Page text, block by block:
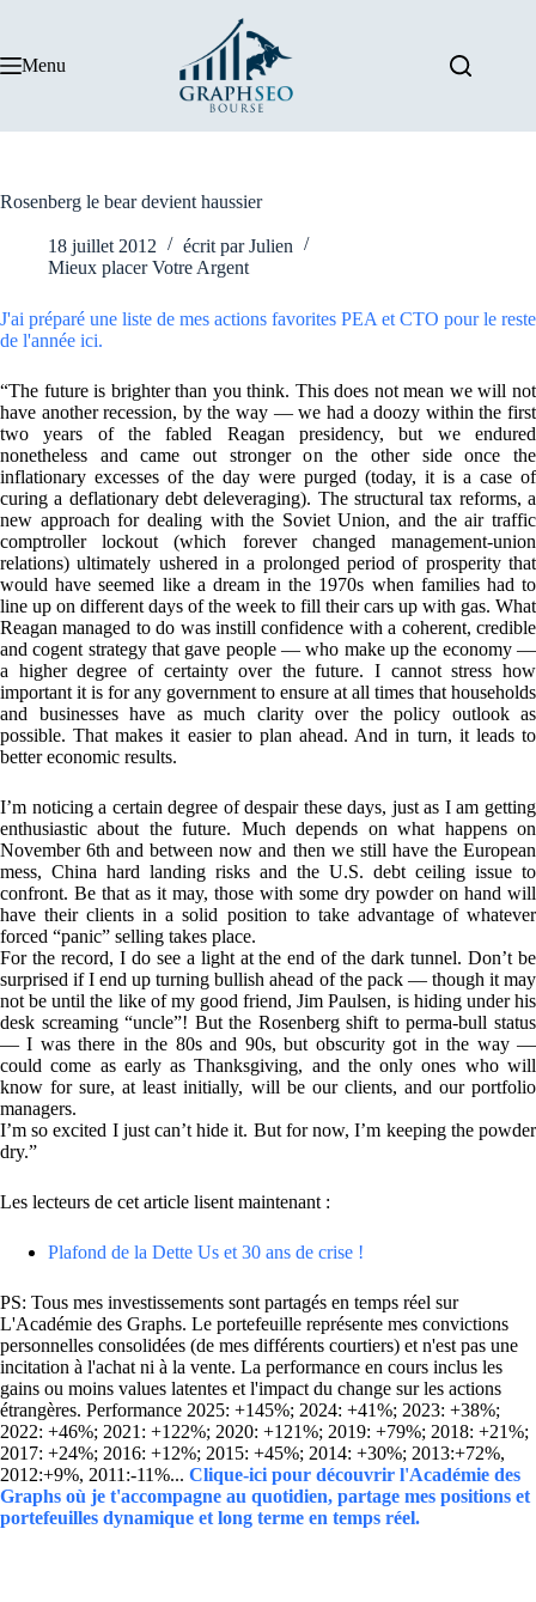
Menu
Rosenberg le bear devient haussier
18 juillet 2012 écrit par Julien
Mieux placer Votre Argent
J'ai préparé une liste de mes actions favorites PEA et CTO pour le reste
de l'année ici.
“The future is brighter than you think. This does not mean we will not
have another recession, by the way — we had a doozy within the first
two years of the fabled Reagan presidency, but we endured
nonetheless and came out stronger on the other side once the
inflationary excesses of the day were purged (today, it is a case of
curing a deflationary debt deleveraging). The structural tax reforms, a
new approach for dealing with the Soviet Union, and the air traffic
comptroller lockout (which forever changed management-union
relations) ultimately ushered in a prolonged period of prosperity that
would have seemed like a dream in the 1970s when families had to
line up on different days of the week to fill their cars up with gas. What
Reagan managed to do was instill confidence with a coherent, credible
and cogent strategy that gave people — who make up the economy —
a higher degree of certainty over the future. I cannot stress how
important it is for any government to ensure at all times that households
and businesses have as much clarity over the policy outlook as
possible. That makes it easier to plan ahead. And in turn, it leads to
better economic results.
I’m noticing a certain degree of despair these days, just as I am getting
enthusiastic about the future. Much depends on what happens on
November 6th and between now and then we still have the European
mess, China hard landing risks and the U.S. debt ceiling issue to
confront. Be that as it may, those with some dry powder on hand will
have their clients in a solid position to take advantage of whatever
forced “panic” selling takes place.
For the record, I do see a light at the end of the dark tunnel. Don’t be
surprised if I end up turning bullish ahead of the pack — though it may
not be until the like of my good friend, Jim Paulsen, is hiding under his
desk screaming “uncle”! But the Rosenberg shift to perma-bull status
— I was there in the 80s and 90s, but obscurity got in the way —
could come as early as Thanksgiving, and the only ones who will
know for sure, at least initially, will be our clients, and our portfolio
managers.
I’m so excited I just can’t hide it. But for now, I’m keeping the powder
dry.”
Les lecteurs de cet article lisent maintenant :
Plafond de la Dette Us et 30 ans de crise !
PS: Tous mes investissements sont partagés en temps réel sur
L'Académie des Graphs. Le portefeuille représente mes convictions
personnelles consolidées (de mes différents courtiers) et n'est pas une
incitation à l'achat ni à la vente. La performance en cours inclus les
gains ou moins values latentes et l'impact du change sur les actions
étrangères. Performance 2025: +145%; 2024: +41%; 2023: +38%;
2022: +46%; 2021: +122%; 2020: +121%; 2019: +79%; 2018: +21%;
2017: +24%; 2016: +12%; 2015: +45%; 2014: +30%; 2013:+72%,
2012:+9%, 2011:-11%... Clique-ici pour découvrir l'Académie des
Graphs où je t'accompagne au quotidien, partage mes positions et
portefeuilles dynamique et long terme en temps réel.